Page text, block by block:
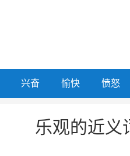
兴奋 愉快 愤怒
乐观的近义